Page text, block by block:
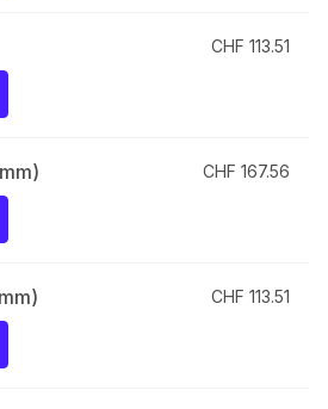
CHF 113.51
CHF 167.56
CHF 113.51